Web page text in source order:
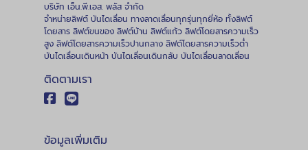
บริษัท เอ็น.พี.เอส. พลัส จำกัด
จำหน่ายลิฟต์ บันไดเลื่อน ทางลาดเลื่อนทุกรุ่นทุกยี่ห้อ ทั้งลิฟต์
โดยสาร ลิฟต์ขนของ ลิฟต์บ้าน ลิฟต์แก้ว ลิฟต์โดยสารความเร็ว
สูง ลิฟต์โดยสารความเร็วปานกลาง ลิฟต์โดยสารความเร็วต่ำ
บันไดเลื่อนเดินหน้า บันไดเลื่อนเดินกลับ บันไดเลื่อนลาดเลื่อน
ติดตามเรา
ข้อมูลเพิ่มเติม